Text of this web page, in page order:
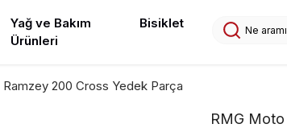
Yağ ve Bakım
Ürünleri
Bisiklet
Ramzey 200 Cross Yedek Parça
RMG